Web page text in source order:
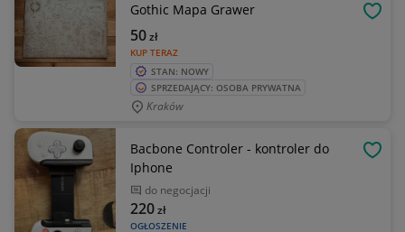
Gothic Mapa Grawer
KUP TERAZ
50zł
STAN: NOWY
SPRZEDAJĄCY: OSOBA PRYWATNA
Kraków
Bacbone Controler - kontroler do
Iphone
do negocjacji
OGŁOSZENIE
220zł